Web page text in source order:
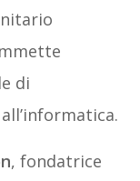
di
, fondatrice